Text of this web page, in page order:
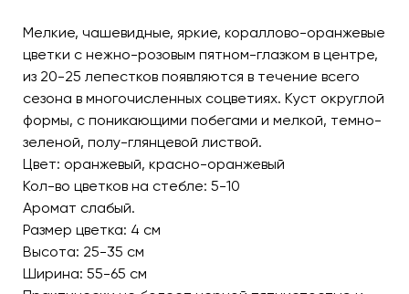
Мелкие, чашевидные, яркие, кораллово-оранжевые
цветки с нежно-розовым пятном-глазком в центре,
из 20-25 лепестков появляются в течение всего
сезона в многочисленных соцветиях. Куст округлой
формы, с поникающими побегами и мелкой, темно-
зеленой, полу-глянцевой листвой.
Цвет: оранжевый, красно-оранжевый
Кол-во цветков на стебле: 5-10
Аромат слабый.
Размер цветка: 4 см
Высота: 25-35 см
Ширина: 55-65 см